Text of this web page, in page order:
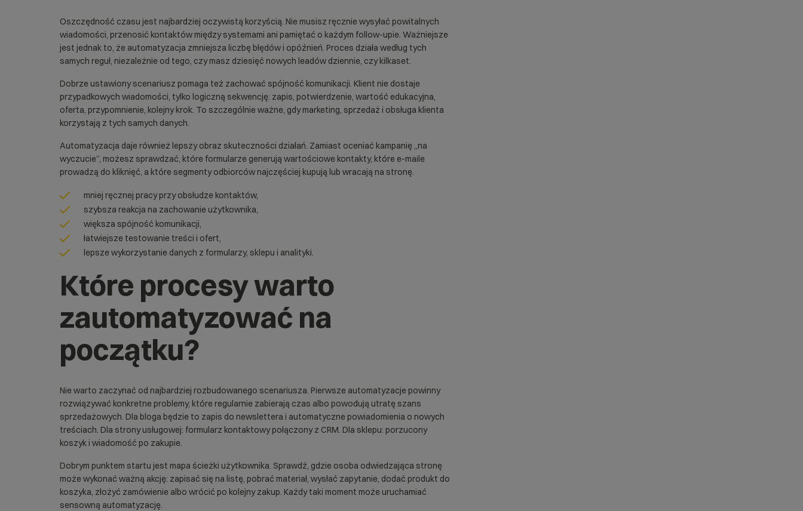
Oszczędność czasu jest najbardziej oczywistą korzyścią. Nie musisz ręcznie wysyłać powitalnych
wiadomości, przenosić kontaktów między systemami ani pamiętać o każdym follow-upie. Ważniejsze
jest jednak to, że automatyzacja zmniejsza liczbę błędów i opóźnień. Proces działa według tych
samych reguł, niezależnie od tego, czy masz dziesięć nowych leadów dziennie, czy kilkaset.
Dobrze ustawiony scenariusz pomaga też zachować spójność komunikacji. Klient nie dostaje
przypadkowych wiadomości, tylko logiczną sekwencję: zapis, potwierdzenie, wartość edukacyjna,
oferta, przypomnienie, kolejny krok. To szczególnie ważne, gdy marketing, sprzedaż i obsługa klienta
korzystają z tych samych danych.
Automatyzacja daje również lepszy obraz skuteczności działań. Zamiast oceniać kampanię „na
wyczucie”, możesz sprawdzać, które formularze generują wartościowe kontakty, które e-maile
prowadzą do kliknięć, a które segmenty odbiorców najczęściej kupują lub wracają na stronę.
mniej ręcznej pracy przy obsłudze kontaktów,
szybsza reakcja na zachowanie użytkownika,
większa spójność komunikacji,
łatwiejsze testowanie treści i ofert,
lepsze wykorzystanie danych z formularzy, sklepu i analityki.
Które procesy warto
zautomatyzować na
początku?
Nie warto zaczynać od najbardziej rozbudowanego scenariusza. Pierwsze automatyzacje powinny
rozwiązywać konkretne problemy, które regularnie zabierają czas albo powodują utratę szans
sprzedażowych. Dla bloga będzie to zapis do newslettera i automatyczne powiadomienia o nowych
treściach. Dla strony usługowej: formularz kontaktowy połączony z CRM. Dla sklepu: porzucony
koszyk i wiadomość po zakupie.
Dobrym punktem startu jest mapa ścieżki użytkownika. Sprawdź, gdzie osoba odwiedzająca stronę
może wykonać ważną akcję: zapisać się na listę, pobrać materiał, wysłać zapytanie, dodać produkt do
koszyka, złożyć zamówienie albo wrócić po kolejny zakup. Każdy taki moment może uruchamiać
sensowną automatyzację.